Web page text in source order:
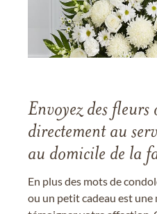
Envoyez des fleurs
directement au
au domicile de la
En plus des mots de
ou un petit cadeau est une